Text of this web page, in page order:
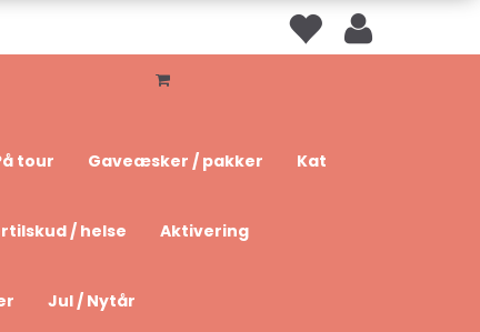
tour Gaveæsker / pakker Kat
/ helse Aktivering
Jul / Nytår